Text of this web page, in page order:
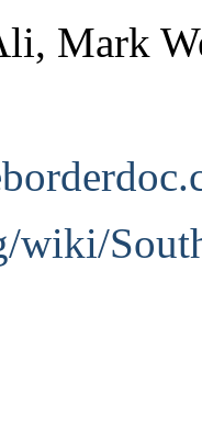
Mark
wiki/